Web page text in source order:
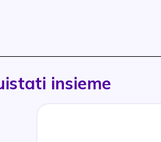
insieme